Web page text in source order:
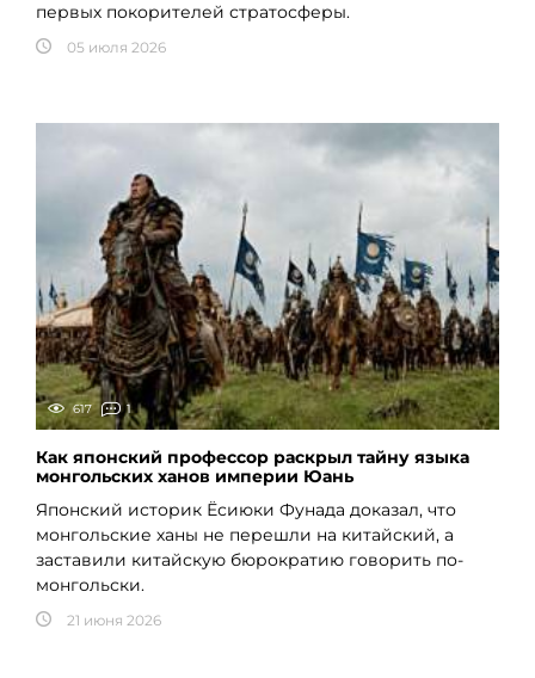
первых покорителей стратосферы.
05 июля 2026
617 1
Как японский профессор раскрыл тайну языка
монгольских ханов империи Юань
Японский историк Ёсиюки Фунада доказал, что
монгольские ханы не перешли на китайский, а
заставили китайскую бюрократию говорить по-
монгольски.
21 июня 2026